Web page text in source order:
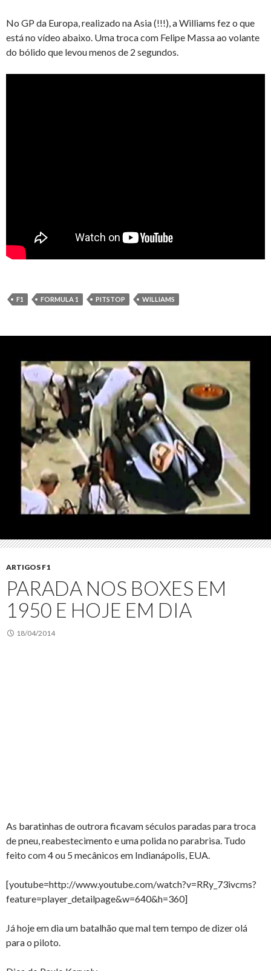
No GP da Europa, realizado na Asia (!!!), a Williams fez o que
está no vídeo abaixo. Uma troca com Felipe Massa ao volante
do bólido que levou menos de 2 segundos.
F1 FORMULA 1 PITSTOP WILLIAMS
ARTIGOS F1
PARADA NOS BOXES EM
1950 E HOJE EM DIA
18/04/2014
As baratinhas de outrora ficavam séculos paradas para troca
de pneu, reabestecimento e uma polida no parabrisa. Tudo
feito com 4 ou 5 mecânicos em Indianápolis, EUA.
[youtube=http://www.youtube.com/watch?v=RRy_73ivcms?
feature=player_detailpage&w=640&h=360]
Já hoje em dia um batalhão que mal tem tempo de dizer olá
para o piloto.